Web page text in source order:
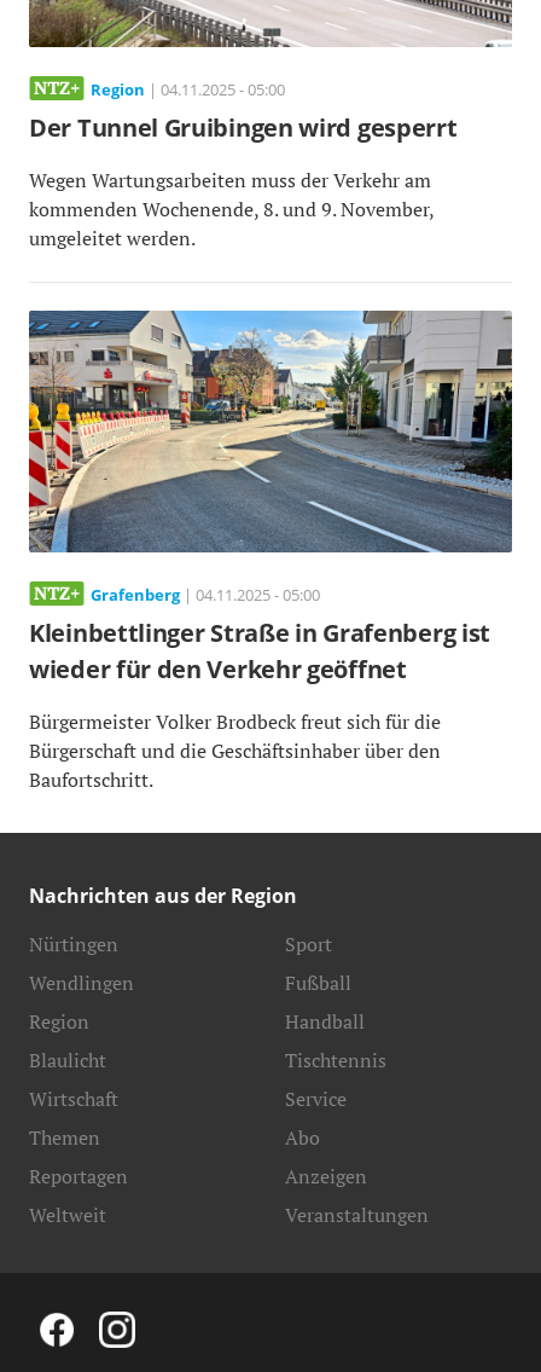
Region | 04.11.2025 - 05:00
Der Tunnel Gruibingen wird gesperrt
Wegen Wartungsarbeiten muss der Verkehr am
kommenden Wochenende, 8. und 9. November,
umgeleitet werden.
Grafenberg| 04.11.2025 - 05:00
Kleinbettlinger Straße in Grafenberg ist
wieder für den Verkehr geöffnet
Bürgermeister Volker Brodbeck freut sich für die
Bürgerschaft und die Geschäftsinhaber über den
Baufortschritt.
Nachrichten aus der Region
Nürtingen
Wendlingen
Region
Blaulicht
Sport
Fußball
Handball
Tischtennis
Wirtschaft
Themen
Reportagen
Weltweit
Service
Abo
Anzeigen
Veranstaltungen